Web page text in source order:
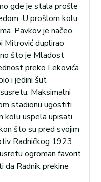
gde je stala prošle
U prošlom kolu
Pavkov je načeo
Mitrović duplirao
što je Mladost
preko Lekovića
i jedini šut
Maksimalni
stadionu ugostiti
kolu uspela upisati
što su pred svojim
Radničkog 1923.
ogroman favorit
da Radnik prekine